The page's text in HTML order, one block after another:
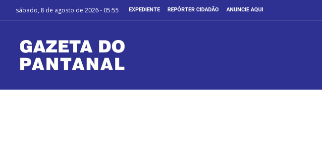
sábado, 8 de agosto de 2026 - 05:55 EXPEDIENTE REPÓRTER CIDADÃO ANUNCIE AQUI